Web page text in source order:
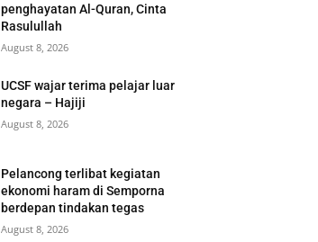
penghayatan Al-Quran, Cinta
Rasulullah
August 8, 2026
UCSF wajar terima pelajar luar
negara – Hajiji
August 8, 2026
Pelancong terlibat kegiatan
ekonomi haram di Semporna
berdepan tindakan tegas
August 8, 2026